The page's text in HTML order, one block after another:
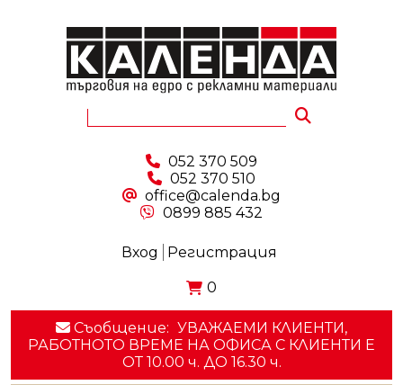
052 370 509
052 370 510
office@calenda.bg
0899 885 432
Вход Регистрация
0
Съобщение: УВАЖАЕМИ КЛИЕНТИ,
РАБОТНОТО ВРЕМЕ НА ОФИСА С КЛИЕНТИ E
ОТ 10.00 ч. ДО 16.30 ч.